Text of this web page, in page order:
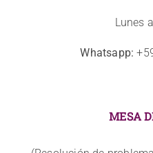
Lunes
Whatsapp:
MESA